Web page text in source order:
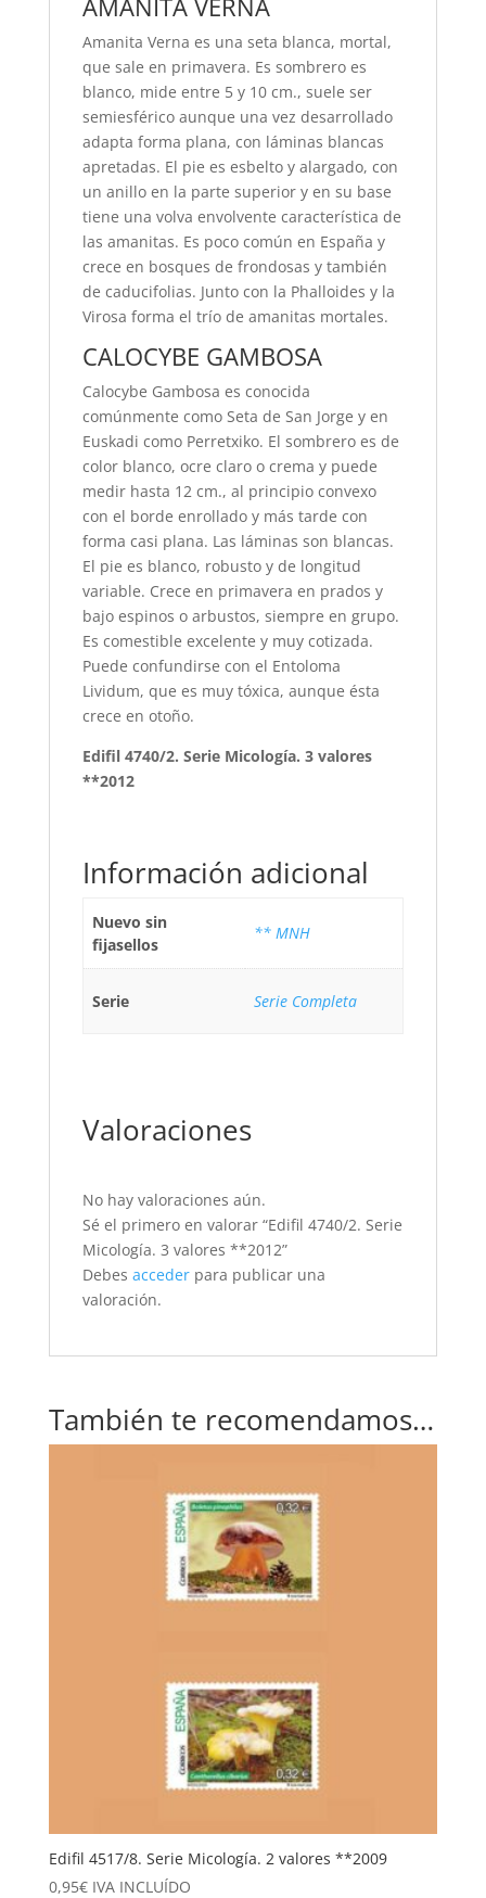
AMANITA VERNA
Amanita Verna es una seta blanca, mortal,
que sale en primavera. Es sombrero es
blanco, mide entre 5 y 10 cm., suele ser
semiesférico aunque una vez desarrollado
adapta forma plana, con láminas blancas
apretadas. El pie es esbelto y alargado, con
un anillo en la parte superior y en su base
tiene una volva envolvente característica de
las amanitas. Es poco común en España y
crece en bosques de frondosas y también
de caducifolias. Junto con la Phalloides y la
Virosa forma el trío de amanitas mortales.
CALOCYBE GAMBOSA
Calocybe Gambosa es conocida
comúnmente como Seta de San Jorge y en
Euskadi como Perretxiko. El sombrero es de
color blanco, ocre claro o crema y puede
medir hasta 12 cm., al principio convexo
con el borde enrollado y más tarde con
forma casi plana. Las láminas son blancas.
El pie es blanco, robusto y de longitud
variable. Crece en primavera en prados y
bajo espinos o arbustos, siempre en grupo.
Es comestible excelente y muy cotizada.
Puede confundirse con el Entoloma
Lividum, que es muy tóxica, aunque ésta
crece en otoño.
Edifil 4740/2. Serie Micología. 3 valores
**2012
Información adicional
Nuevo sin
fijasellos
** MNH
Serie Serie Completa
Valoraciones
No hay valoraciones aún.
Sé el primero en valorar “Edifil 4740/2. Serie
Micología. 3 valores **2012”
Debes accederpara publicar una
valoración.
También te recomendamos…
Edifil 4517/8. Serie Micología. 2 valores **2009
0,95€ IVA INCLUÍDO